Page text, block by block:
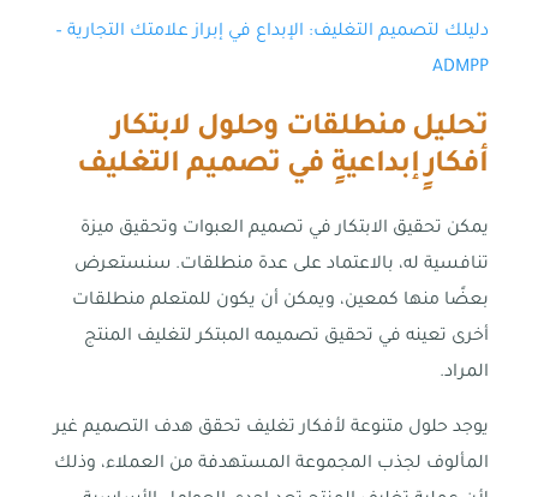
دليلك لتصميم التغليف: الإبداع في إبراز علامتك التجارية –
ADMPP
تحليل منطلقات وحلول لابتكار
أفكارٍ إبداعيةٍ في تصميم التغليف
يمكن تحقيق الابتكار في تصميم العبوات وتحقيق ميزة
تنافسية له، بالاعتماد على عدة منطلقات. سنستعرض
بعضًا منها كمعين، ويمكن أن يكون للمتعلم منطلقات
أخرى تعينه في تحقيق تصميمه المبتكر لتغليف المنتج
المراد.
يوجد حلول متنوعة لأفكار تغليف تحقق هدف التصميم غير
المألوف لجذب المجموعة المستهدفة من العملاء، وذلك